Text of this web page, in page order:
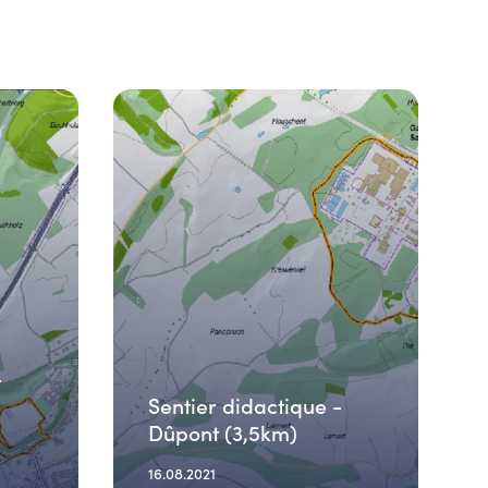
Sentier didactique -
Dûpont (3,5km)
16.08.2021